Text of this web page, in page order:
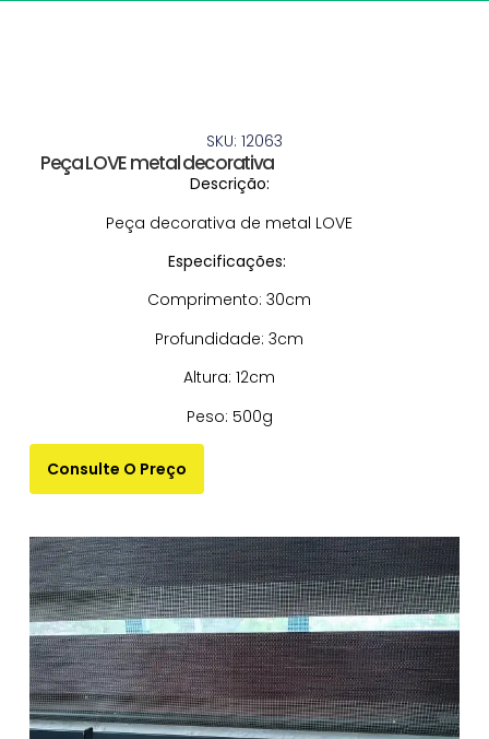
SKU: 12063
Peça LOVE metal decorativa
Descrição:
Peça decorativa de metal LOVE
Especificações:
Comprimento: 30cm
Profundidade: 3cm
Altura: 12cm
Peso: 500g
Consulte O Preço